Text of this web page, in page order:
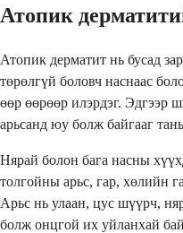
Атопик
Атопик дерматит нь бусад
төрөлгүй боловч наснаас
өөр өөрөөр илэрдэг. Эдгээр
арьсанд юу болж байгааг
Нярай болон бага насны
толгойны арьс, гар, хөлийн
Арьс нь улаан, цус шүүрч,
болж онцгой их уйланхай